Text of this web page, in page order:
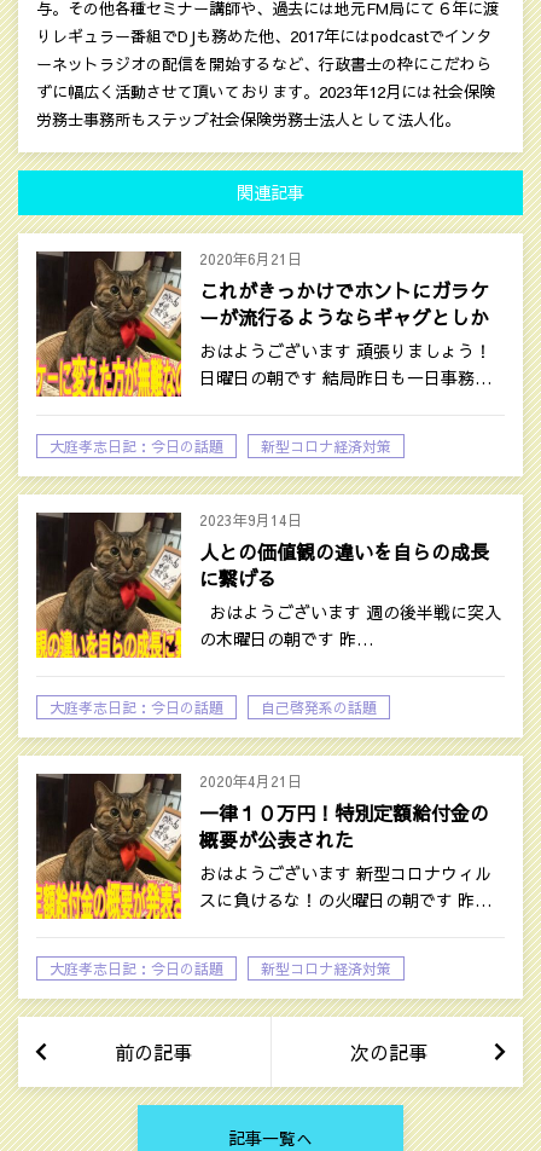
与。その他各種セミナー講師や、過去には地元FM局にて６年に渡
りレギュラー番組でDJも務めた他、2017年にはpodcastでインタ
ーネットラジオの配信を開始するなど、行政書士の枠にこだわら
ずに幅広く活動させて頂いております。2023年12月には社会保険
労務士事務所もステップ社会保険労務士法人として法人化。
関連記事
2020年6月21日
これがきっかけでホントにガラケ
ーが流行るようならギャグとしか
言いようがない
おはようございます 頑張りましょう！
日曜日の朝です 結局昨日も一日事務…
大庭孝志日記：今日の話題
新型コロナ経済対策
時事ネタ
2023年9月14日
人との価値観の違いを自らの成長
に繋げる
おはようございます 週の後半戦に突入
の木曜日の朝です 昨…
大庭孝志日記：今日の話題 自己啓発系の話題
2020年4月21日
一律１０万円！特別定額給付金の
概要が公表された
おはようございます 新型コロナウィル
スに負けるな！の火曜日の朝です 昨…
大庭孝志日記：今日の話題
新型コロナ経済対策
時事ネタ
前の記事 次の記事
記事一覧へ